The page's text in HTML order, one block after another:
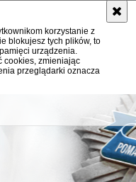
korzystanie z
blokujesz tych plików, to
urządzenia.
cookies, zmieniając
przeglądarki oznacza